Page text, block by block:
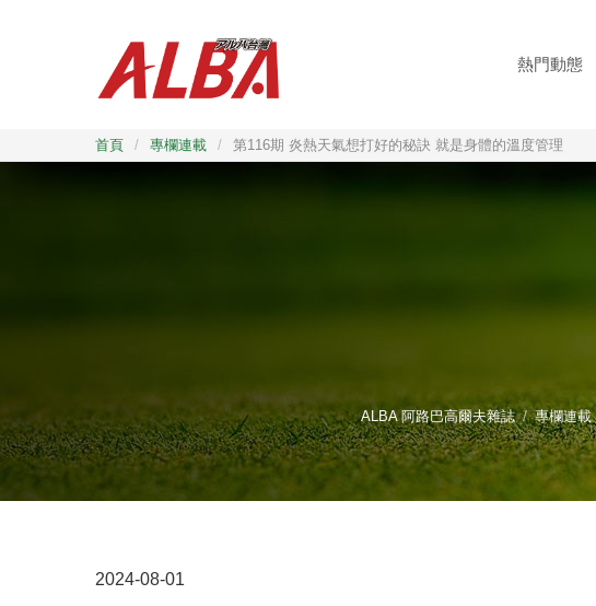
熱門動態
首頁 / 專欄連載 / 第116期 炎熱天氣想打好的秘訣 就是身體的溫度管理
ALBA 阿路巴高爾夫雜誌 專欄連載
2024-08-01